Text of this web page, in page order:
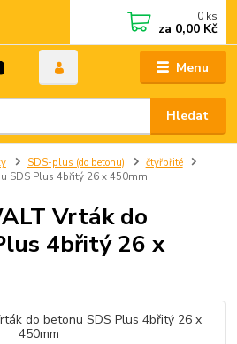
Menu
Hledat
0 ks
za 0,00 Kč
SDS-plus (do betonu)
čtyřbřité
SDS Plus 4břitý 26 x 450mm
Vrták do
4břitý 26 x